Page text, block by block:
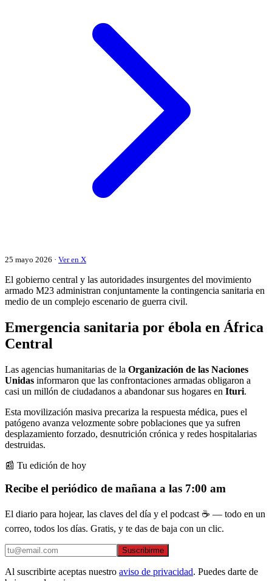
25 mayo 2026 · Ver en X
El gobierno central y las autoridades insurgentes del movimiento
armado M23 administran conjuntamente la contingencia sanitaria en
medio de un complejo escenario de guerra civil.
Emergencia sanitaria por ébola en África
Central
Las agencias humanitarias de la Organización de las Naciones
Unidas informaron que las confrontaciones armadas obligaron a
casi un millón de ciudadanos a abandonar sus hogares en Ituri.
Esta movilización masiva precariza la respuesta médica, pues el
patógeno avanza velozmente sobre poblaciones que ya sufren
desplazamiento forzado, desnutrición crónica y redes hospitalarias
destruidas.
📰 Tu edición de hoy
Recibe el periódico de mañana a las 7:00 am
El diario para hojear, las claves del día y el podcast ☕ — todo en un
correo, todos los días. Gratis, y te das de baja con un clic.
Suscribirme
Al suscribirte aceptas nuestro aviso de privacidad. Puedes darte de